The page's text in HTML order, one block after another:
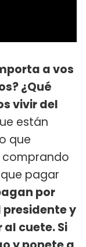
a vos
¿Qué
vivir del
están
que
comprando
pagar
por
y
cuete. Si